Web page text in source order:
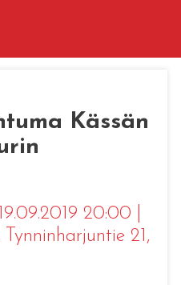
Kässän
20:00
21,